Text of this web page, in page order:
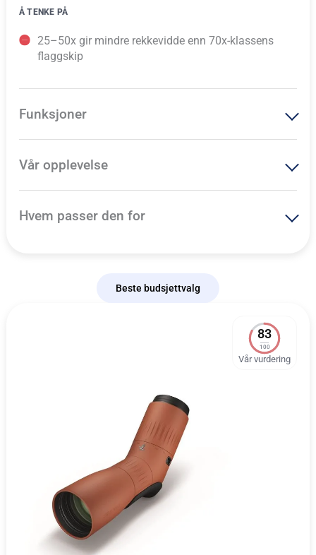
Å TENKE PÅ
25–50x gir mindre rekkevidde enn 70x-klassens
flaggskip
Funksjoner
Vår opplevelse
Hvem passer den for
Beste budsjettvalg
83
100
Vår vurdering